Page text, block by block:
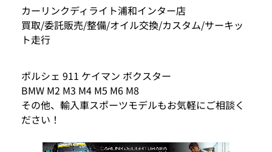
カーリンクディライト浦和インター店
買取/委託販売/整備/オイル交換/カスタム/サーキッ
ト走行
ポルシェ 911 ケイマン ボクスター
BMW M2 M3 M4 M5 M6 M8
その他、輸入車スポーツモデルもお気軽にご相談く
ださい！